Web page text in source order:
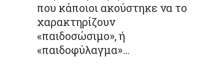
που κάποιοι ακούστηκε να το
χαρακτηρίζουν
«παιδοσώσιμο», ή
«παιδοφύλαγμα»…